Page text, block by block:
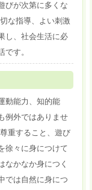
びが次第に多くな
な指導、よい刺激
し、社会生活に必
す。
動能力、知的能
例外ではありませ
重すること、遊び
徐々に身につけて
なかなか身につく
では自然に身につ